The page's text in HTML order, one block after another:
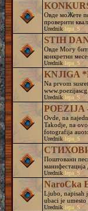
Овде моЖете
проверити
Urednik lepa_S
STIH
Овде Могу
конкретни
Urednik lepa_S
KNJIGA
Na prvom
Urednik lepa_S
POEZIJA
Ovde, na
Takodje, na
fotografija
Urednik lepa_S
Поштовани
Urednik lepa_S
NaroCka
Ljubo, napisah
ubaci je
Urednik lepa_S